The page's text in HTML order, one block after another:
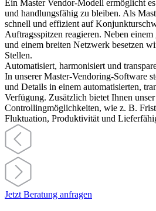
Ein Master Vendor-Modell ermöglicht
und handlungsfähig zu bleiben. Als
schnell und effizient auf
Auftragsspitzen reagieren. Neben
und einem breiten Netzwerk besetzen
Stellen.
Automatisiert, harmonisiert und
In unserer Master-Vendoring-Software
und Details in einem automatisierten,
Verfügung. Zusätzlich bietet Ihnen
Controllingmöglichkeiten, wie z. B.
Fluktuation, Produktivität und
Jetzt Beratung anfragen